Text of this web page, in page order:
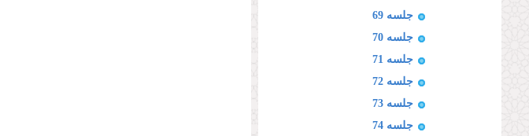
جلسه 69
جلسه 70
جلسه 71
جلسه 72
جلسه 73
جلسه 74